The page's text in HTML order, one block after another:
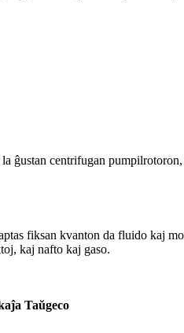
ĝustan centrifugan
fiksan kvanton da fluido kaj
kaj nafto kaj gaso.
Taŭgeco